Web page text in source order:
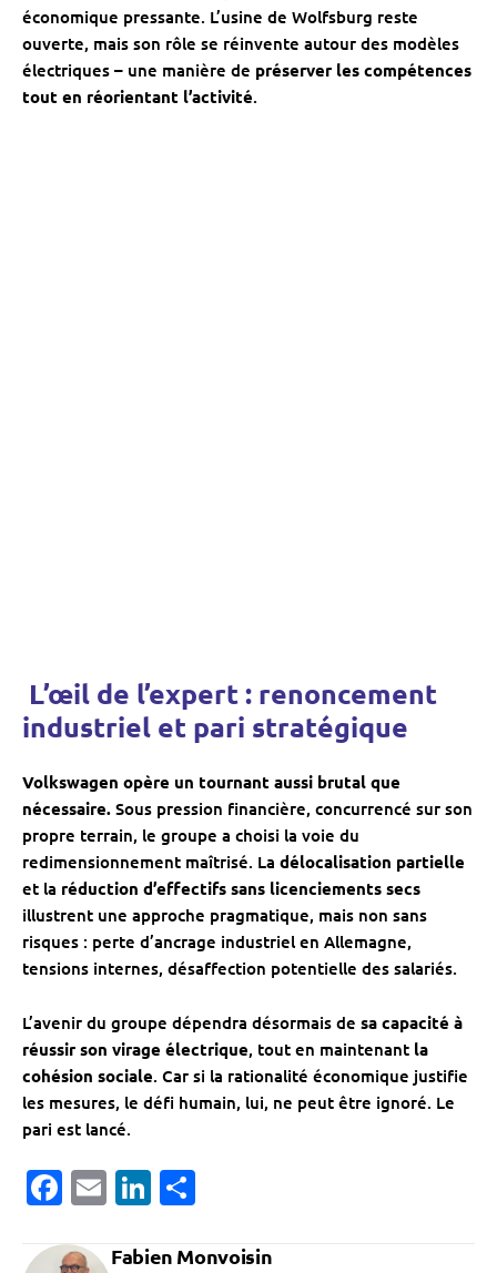
économique pressante. L’usine de Wolfsburg reste
ouverte, mais son rôle se réinvente autour des modèles
électriques – une manière de préserver les compétences
tout en réorientant l’activité.
️ L’œil de l’expert : renoncement
industriel et pari stratégique
Volkswagen opère un tournant aussi brutal que
nécessaire. Sous pression financière, concurrencé sur son
propre terrain, le groupe a choisi la voie du
redimensionnement maîtrisé. La délocalisation partielle
et la réduction d’effectifs sans licenciements secs
illustrent une approche pragmatique, mais non sans
risques : perte d’ancrage industriel en Allemagne,
tensions internes, désaffection potentielle des salariés.
L’avenir du groupe dépendra désormais de sa capacité à
réussir son virage électrique, tout en maintenant la
cohésion sociale. Car si la rationalité économique justifie
les mesures, le défi humain, lui, ne peut être ignoré. Le
pari est lancé.
Facebook
EmailLinkedIn
Fabien Monvoisin